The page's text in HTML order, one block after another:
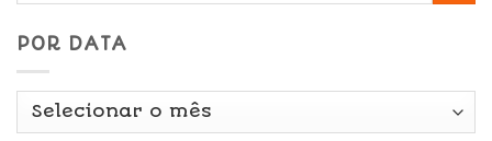
POR DATA
Por